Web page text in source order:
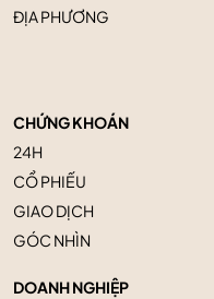
ĐỊA PHƯƠNG
CHỨNG KHOÁN
24H
CỔ PHIẾU
GIAO DỊCH
GÓC NHÌN
DOANH NGHIỆP